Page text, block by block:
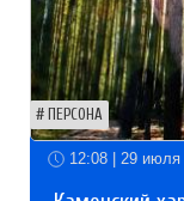
ПЕРСОНА
12:08 | 29 июля